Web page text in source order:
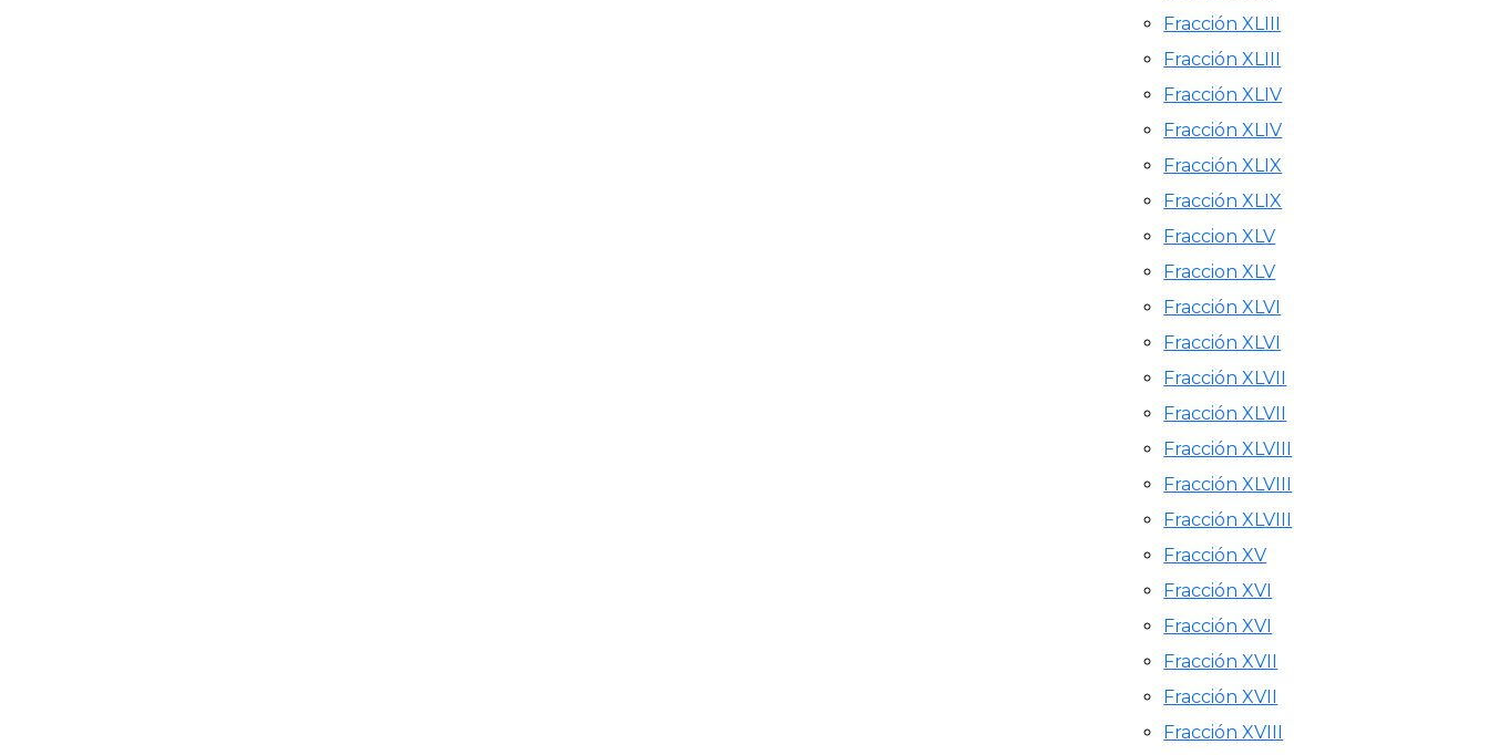
Fracción XLIII
Fracción XLIII
Fracción XLIV
Fracción XLIV
Fracción XLIX
Fracción XLIX
Fraccion XLV
Fraccion XLV
Fracción XLVI
Fracción XLVI
Fracción XLVII
Fracción XLVII
Fracción XLVIII
Fracción XLVIII
Fracción XLVIII
Fracción XV
Fracción XVI
Fracción XVI
Fracción XVII
Fracción XVII
Fracción XVIII